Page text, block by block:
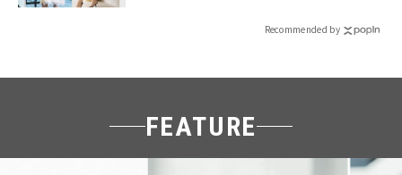
Recommended by
FEATURE